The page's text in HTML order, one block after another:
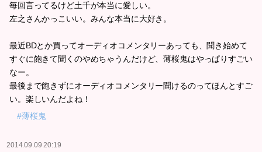
毎回言ってるけど土千が本当に愛しい。
左之さんかっこいい。みんな本当に大好き。
最近BDとか買ってオーディオコメンタリーあっても、聞き始めて
すぐに飽きて聞くのやめちゃうんだけど、薄桜鬼はやっぱりすごい
なー。
最後まで飽きずにオーディオコメンタリー聞けるのってほんとすご
い。楽しいんだよね！
#薄桜鬼
2014.09.09 20:19